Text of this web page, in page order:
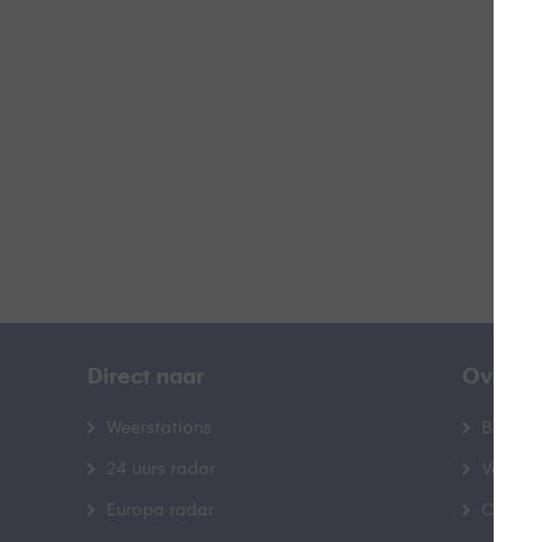
Direct naar
Weerstations
24 uurs radar
Europa radar
Over
Contact